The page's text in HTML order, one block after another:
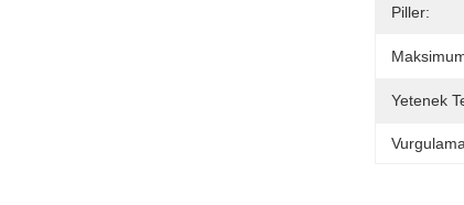
Piller:
Yetenek